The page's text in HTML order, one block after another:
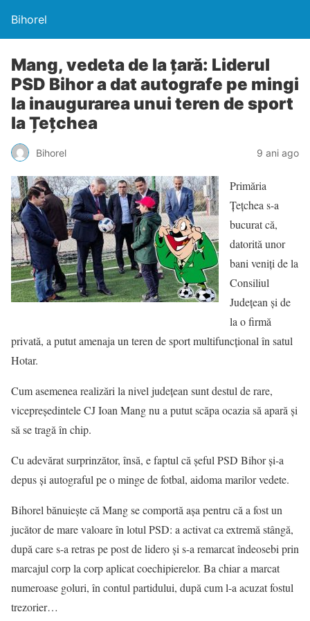
Bihorel
Mang, vedeta de la țară: Liderul
PSD Bihor a dat autografe pe mingi
la inaugurarea unui teren de sport
la Țețchea
Bihorel 9 ani ago
Primăria
Țețchea s-a
bucurat că,
datorită unor
bani veniți de la
Consiliul
Județean și de
la o firmă
privată, a putut amenaja un teren de sport multifuncțional în satul
Hotar.
Cum asemenea realizări la nivel județean sunt destul de rare,
vicepreședintele CJ Ioan Mang nu a putut scăpa ocazia să apară și
să se tragă în chip.
Cu adevărat surprinzător, însă, e faptul că șeful PSD Bihor și-a
depus şi autograful pe o minge de fotbal, aidoma marilor vedete.
Bihorel bănuieşte că Mang se comportă așa pentru că a fost un
jucător de mare valoare în lotul PSD: a activat ca extremă stângă,
după care s-a retras pe post de lidero şi s-a remarcat îndeosebi prin
marcajul corp la corp aplicat coechipierelor. Ba chiar a marcat
numeroase goluri, în contul partidului, după cum l-a acuzat fostul
trezorier…